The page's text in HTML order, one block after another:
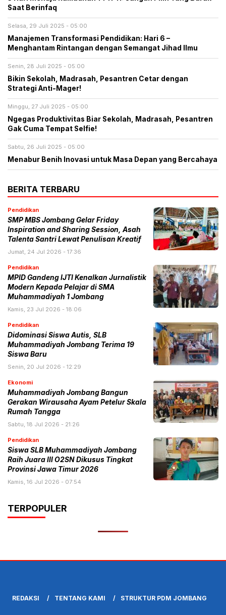
Saat Berinfaq
Selasa, 29 Juli 2025 - 05:00
Manajemen Transformasi Pendidikan: Hari 6 –
Menghantam Rintangan dengan Semangat Jihad Ilmu
Senin, 28 Juli 2025 - 05:00
Bikin Sekolah, Madrasah, Pesantren Cetar dengan
Strategi Anti-Mager!
Minggu, 27 Juli 2025 - 05:00
Ngegas Produktivitas Biar Sekolah, Madrasah, Pesantren
Gak Cuma Tempat Selfie!
Sabtu, 26 Juli 2025 - 05:00
Menabur Benih Inovasi untuk Masa Depan yang Bercahaya
BERITA TERBARU
Pendidikan
SMP MBS Jombang Gelar Friday
Inspiration and Sharing Session, Asah
Talenta Santri Lewat Penulisan Kreatif
Jumat, 24 Jul 2026 - 17:36
Pendidikan
MPID Gandeng IJTI Kenalkan Jurnalistik
Modern Kepada Pelajar di SMA
Muhammadiyah 1 Jombang
Kamis, 23 Jul 2026 - 18:06
Pendidikan
Didominasi Siswa Autis, SLB
Muhammadiyah Jombang Terima 19
Siswa Baru
Senin, 20 Jul 2026 - 12:29
Ekonomi
Muhammadiyah Jombang Bangun
Gerakan Wirausaha Ayam Petelur Skala
Rumah Tangga
Sabtu, 18 Jul 2026 - 21:26
Pendidikan
Siswa SLB Muhammadiyah Jombang
Raih Juara III O2SN Dikusus Tingkat
Provinsi Jawa Timur 2026
Kamis, 16 Jul 2026 - 07:54
TERPOPULER
REDAKSI TENTANG KAMI STRUKTUR PDM JOMBANG